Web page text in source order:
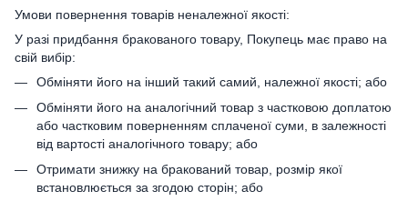
Умови повернення товарів неналежної якості:
У разі придбання бракованого товару, Покупець має право на
свій вибір:
Обміняти його на інший такий самий, належної якості; або
Обміняти його на аналогічний товар з частковою доплатою
або частковим поверненням сплаченої суми, в залежності
від вартості аналогічного товару; або
Отримати знижку на бракований товар, розмір якої
встановлюється за згодою сторін; або